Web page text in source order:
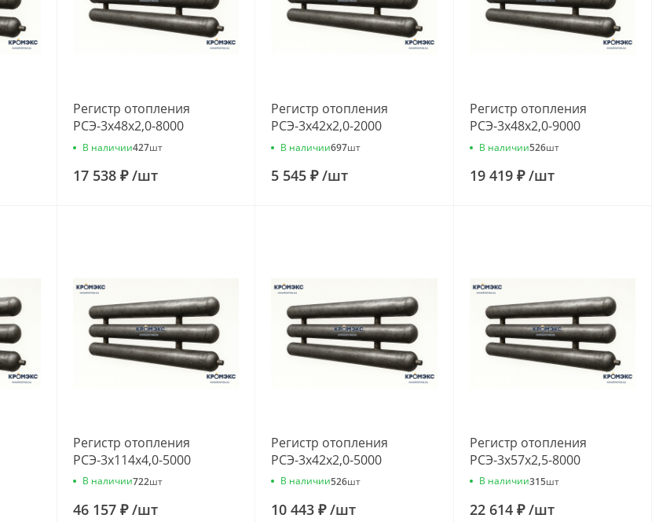
Регистр отопления
РСЭ-3x48x2,0-8000
В наличии427шт
17 538 ₽/шт
Регистр отопления
РСЭ-3x42x2,0-2000
В наличии697шт
5 545 ₽/шт
Регистр отопления
РСЭ-3x48x2,0-9000
В наличии526шт
19 419 ₽/шт
Регистр отопления
РСЭ-3x114x4,0-5000
В наличии722шт
46 157 ₽/шт
Регистр отопления
РСЭ-3x42x2,0-5000
В наличии526шт
10 443 ₽/шт
Регистр отопления
РСЭ-3x57x2,5-8000
В наличии315шт
22 614 ₽/шт